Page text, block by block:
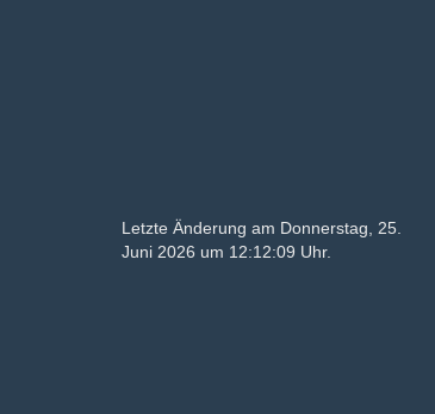
Letzte Änderung am Donnerstag, 25.
Juni 2026 um 12:12:09 Uhr.